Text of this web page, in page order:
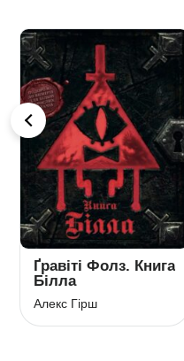
Ґравіті Фолз. Книга
Білла
Алекс Гірш